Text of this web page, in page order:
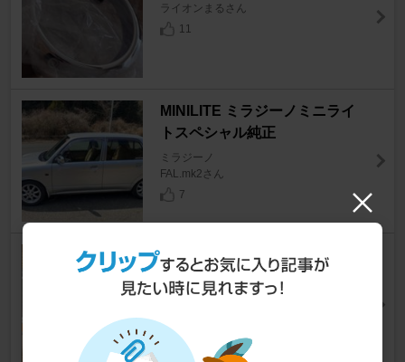
ライオンまるさん
11
MINILITE ミラジーノミニライ
トスペシャル純正
ミラジーノ
FAL.mk2さん
7
70mai Dash Cam A810S
ミラジーノ
baytowerさん